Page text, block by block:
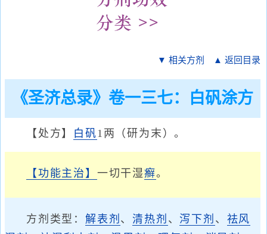
▼ 相关方剂 ▲ 返回目录
《圣济总录》卷一三七：白矾涂方
【处方】 白矾1两（研为末）。
【功能主治】 一切干湿癣。
方剂类型： 解表剂 、清热剂 、 泻下剂 、 祛风